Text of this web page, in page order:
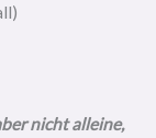
nicht alleine,